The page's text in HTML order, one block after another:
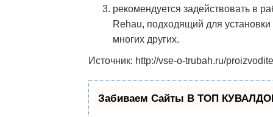
рекомендуется задействовать в
Rehau, подходящий для
многих других.
Источник: http://vse-o-trubah.ru/
Забиваем Сайты В ТОП